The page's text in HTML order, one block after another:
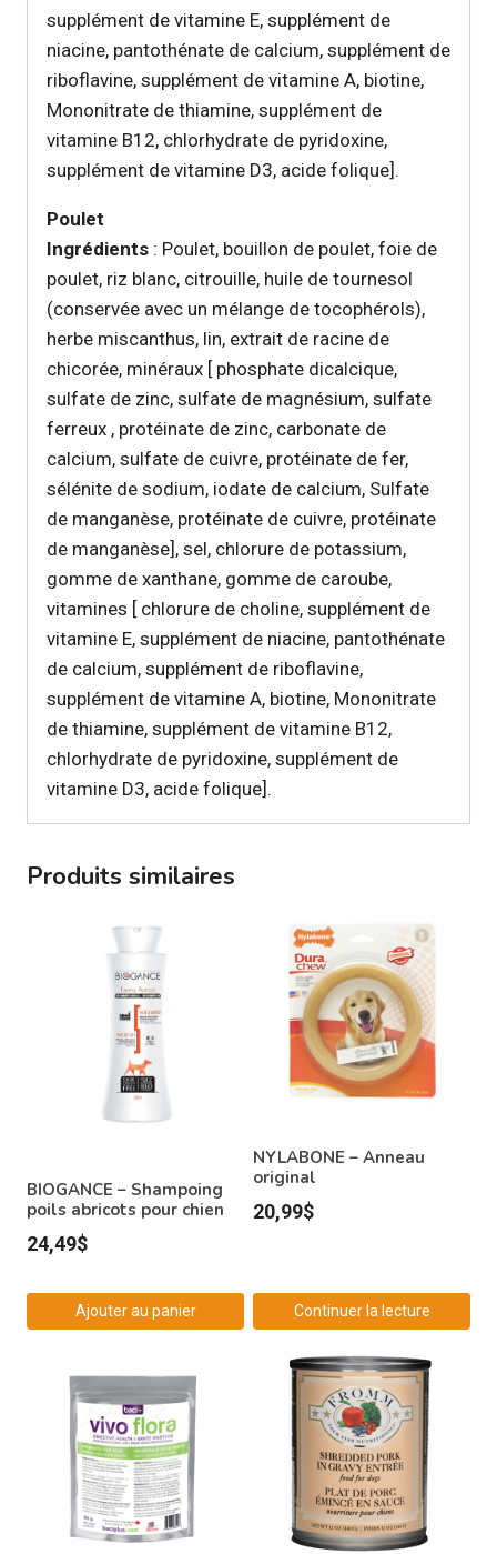
supplément de vitamine E, supplément de
niacine, pantothénate de calcium, supplément de
riboflavine, supplément de vitamine A, biotine,
Mononitrate de thiamine, supplément de
vitamine B12, chlorhydrate de pyridoxine,
supplément de vitamine D3, acide folique].
Poulet
Ingrédients : Poulet, bouillon de poulet, foie de
poulet, riz blanc, citrouille, huile de tournesol
(conservée avec un mélange de tocophérols),
herbe miscanthus, lin, extrait de racine de
chicorée, minéraux [ phosphate dicalcique,
sulfate de zinc, sulfate de magnésium, sulfate
ferreux , protéinate de zinc, carbonate de
calcium, sulfate de cuivre, protéinate de fer,
sélénite de sodium, iodate de calcium, Sulfate
de manganèse, protéinate de cuivre, protéinate
de manganèse], sel, chlorure de potassium,
gomme de xanthane, gomme de caroube,
vitamines [ chlorure de choline, supplément de
vitamine E, supplément de niacine, pantothénate
de calcium, supplément de riboflavine,
supplément de vitamine A, biotine, Mononitrate
de thiamine, supplément de vitamine B12,
chlorhydrate de pyridoxine, supplément de
vitamine D3, acide folique].
Produits similaires
BIOGANCE – Shampoing
poils abricots pour chien
24,49$
Ajouter au panier
NYLABONE – Anneau
original
20,99$
Continuer la lecture